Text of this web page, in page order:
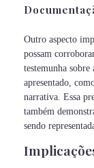
Outro aspecto
possam
testemunha
apresentado,
narrativa. Essa
também
sendo